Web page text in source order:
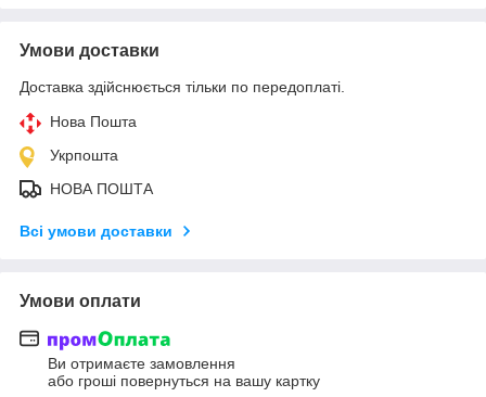
Умови доставки
Доставка здійснюється тільки по передоплаті.
Нова Пошта
Укрпошта
НОВА ПОШТА
Всі умови доставки
Умови оплати
Ви отримаєте замовлення
або гроші повернуться на вашу картку